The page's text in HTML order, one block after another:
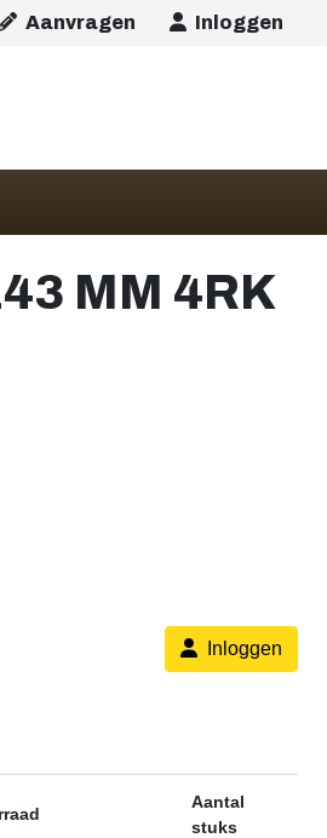
Aanvragen Inloggen
MM 4RK
Inloggen
Aantal
stuks